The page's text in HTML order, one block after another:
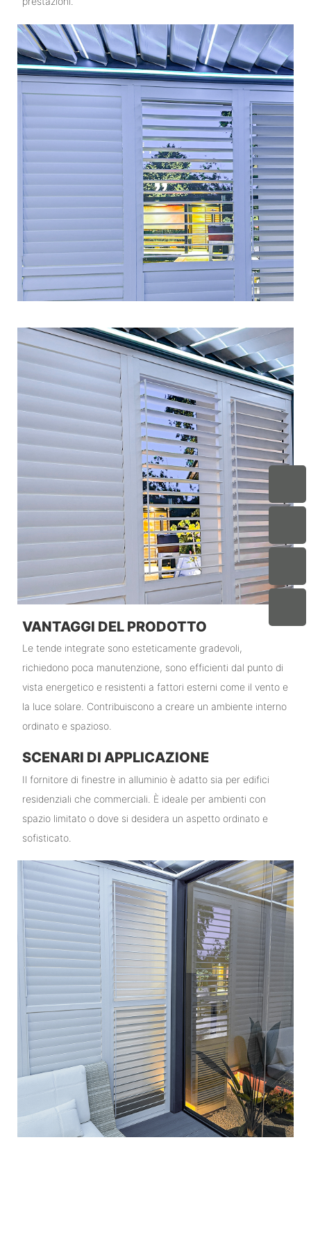
VANTAGGI DEL PRODOTTO
Le tende integrate sono esteticamente gradevoli,
richiedono poca manutenzione, sono efficienti dal punto di
vista energetico e resistenti a fattori esterni come il vento e
la luce solare. Contribuiscono a creare un ambiente interno
ordinato e spazioso.
SCENARI DI APPLICAZIONE
Il fornitore di finestre in alluminio è adatto sia per edifici
residenziali che commerciali. È ideale per ambienti con
spazio limitato o dove si desidera un aspetto ordinato e
sofisticato.